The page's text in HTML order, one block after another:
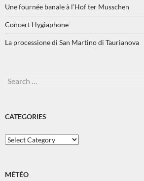
Une fournée banale à l’Hof ter Musschen
Concert Hygiaphone
La processione di San Martino di Taurianova
Search
CATEGORIES
Categories
MÉTÉO